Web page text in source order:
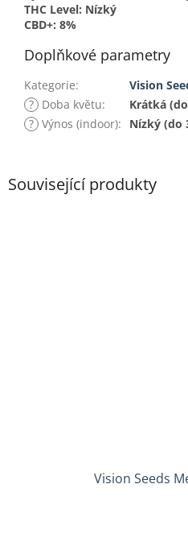
Související produkty
Vision Seeds
THC Level: Nízký
CBD+: 8%
Doplňkové parametry
Kategorie:
Vision
? Doba květu:
Krátká
? Výnos (indoor): Nízký (do